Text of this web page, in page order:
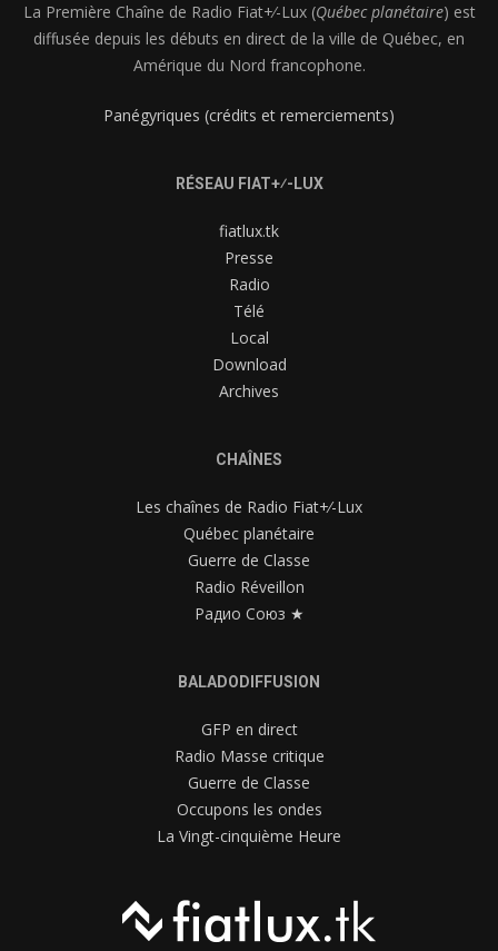
La Première Chaîne de Radio Fiat+⁄-Lux (Québec planétaire) est
diffusée depuis les débuts en direct de la ville de Québec, en
Amérique du Nord francophone.
Panégyriques (crédits et remerciements)
RÉSEAU FIAT+⁄-LUX
fiatlux.tk
Presse
Radio
Télé
Local
Download
Archives
CHAÎNES
Les chaînes de Radio Fiat+⁄-Lux
Québec planétaire
Guerre de Classe
Radio Réveillon
Радио Союз ★
BALADODIFFUSION
GFP en direct
Radio Masse critique
Guerre de Classe
Occupons les ondes
La Vingt-cinquième Heure